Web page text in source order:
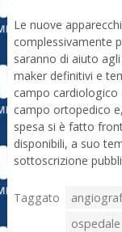
Le nuove
complessivamente
saranno di aiuto
maker definitivi e
campo cardiologico
campo ortopedico
spesa si è fatto
disponibili, a suo
sottoscrizione
Taggato